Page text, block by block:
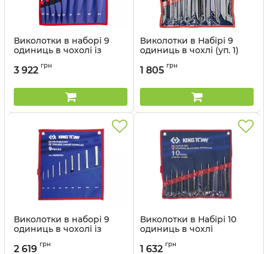
Виколотки в наборі 9
одиниць в чохолі із
Артикул:
3 922 грн
Виколотки в Набірі 9
одиниць в чохлі (уп. 1)
1 805 грн
Виколотки в наборі 9
одиниць в чохолі із
TONY
2 619 грн
Виколотки в Набірі 10
одиниць в чохлі
бородки) (блістер) (уп.1)
1 632 грн